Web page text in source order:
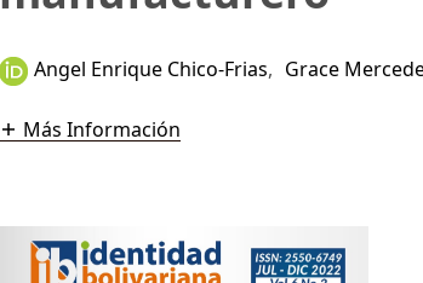
Angel Enrique Chico-Frias, Grace
Más Información